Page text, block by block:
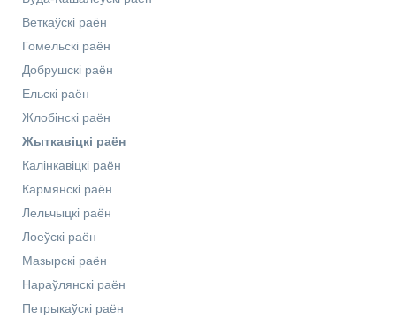
Веткаўскі раён
Гомельскі раён
Добрушскі раён
Ельскі раён
Жлобінскі раён
Жыткавіцкі раён
Калінкавіцкі раён
Кармянскі раён
Лельчыцкі раён
Лоеўскі раён
Мазырскі раён
Нараўлянскі раён
Петрыкаўскі раён